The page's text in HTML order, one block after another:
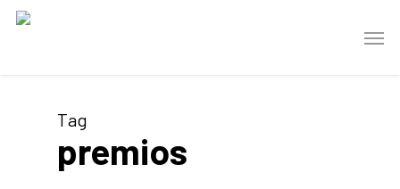
Skip
Menu
Tag
premios